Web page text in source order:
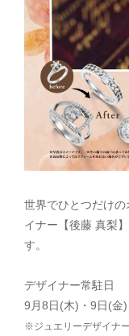
世界でひとつだけ
イナー【後藤 真梨
す。
デザイナー常駐日
9月8日(木)・9日(金
※ジュエリーデザイナ